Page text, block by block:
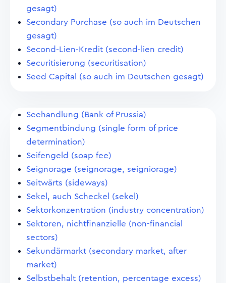
gesagt)
Secondary Purchase (so auch im Deutschen
gesagt)
Second-Lien-Kredit (second-lien credit)
Securitisierung (securitisation)
Seed Capital (so auch im Deutschen gesagt)
Seehandlung (Bank of Prussia)
Segmentbindung (single form of price
determination)
Seifengeld (soap fee)
Seignorage (seignorage, seigniorage)
Seitwärts (sideways)
Sekel, auch Scheckel (sekel)
Sektorkonzentration (industry concentration)
Sektoren, nichtfinanzielle (non-financial
sectors)
Sekundärmarkt (secondary market, after
market)
Selbstbehalt (retention, percentage excess)